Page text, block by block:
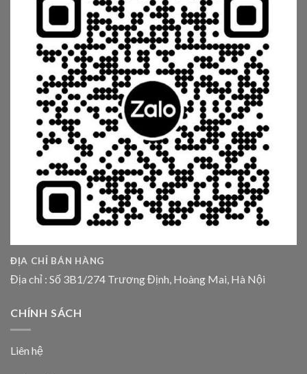
ĐỊA CHỈ BÁN HÀNG
Địa chỉ : Số 3B1/274 Trương Định, Hoàng Mai, Hà Nội
CHÍNH SÁCH
Liên hệ